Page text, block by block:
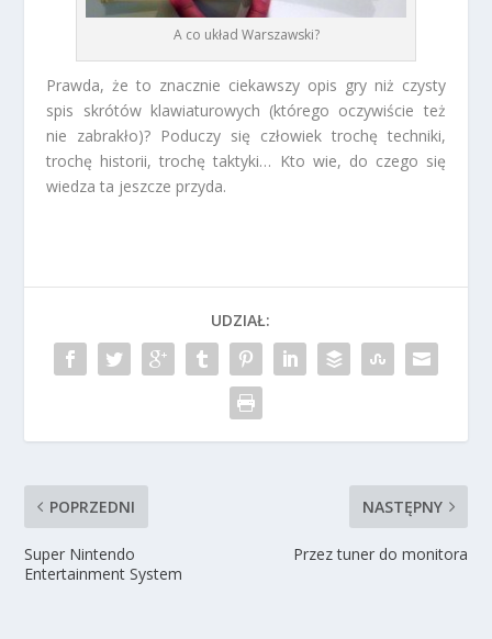
A co układ Warszawski?
Prawda, że to znacznie ciekawszy opis gry niż czysty
spis skrótów klawiaturowych (którego oczywiście też
nie zabrakło)? Poduczy się człowiek trochę techniki,
trochę historii, trochę taktyki… Kto wie, do czego się
wiedza ta jeszcze przyda.
UDZIAŁ:
POPRZEDNI
Super Nintendo
Entertainment System
NASTĘPNY
Przez tuner do monitora